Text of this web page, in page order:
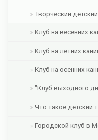
Творческий
Клуб на весенних
Клуб на летних
Клуб на осенних
"Клуб выходного
Что такое детский
Городской клуб в